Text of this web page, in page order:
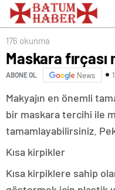
176 okunma
Maskara fırçası
ABONE OL News
Makyajın en önemli
bir maskara tercihi ile
tamamlayabilirsiniz.
Kısa kirpikler
Kısa kirpiklere sahip
diyen trollere sert yanıt